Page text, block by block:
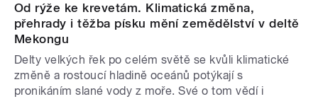
Od rýže ke krevetám. Klimatická změna,
přehrady i těžba písku mění zemědělství v deltě
Mekongu
Delty velkých řek po celém světě se kvůli klimatické
změně a rostoucí hladině oceánů potýkají s
pronikáním slané vody z moře. Své o tom vědí i